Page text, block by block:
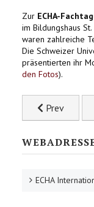
Zur ECHA-
im Bildungshaus
waren zahlreiche
Die Schweizer
präsentierten ihr
den Fotos).
Previous
Prev
ECHA